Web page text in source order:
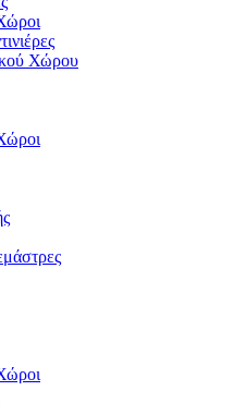
Χώρου